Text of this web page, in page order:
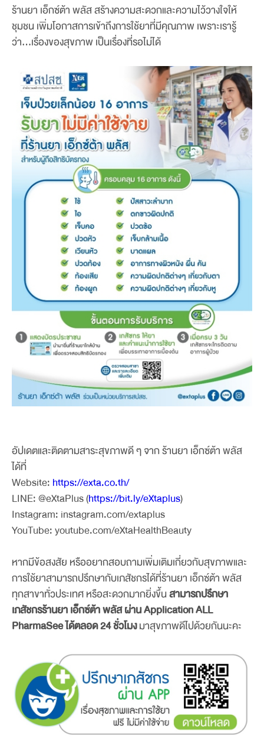
ร้านยา เอ็กซ์ต้า พลัส สร้างความสะดวกและความไว้วางใจให้
ชุมชน เพิ่มโอกาสการเข้าถึงการใช้ยาที่มีคุณภาพ เพราะเรารู้
ว่า…เรื่องของสุขภาพ เป็นเรื่องที่รอไม่ได้
อัปเดตและติดตามสาระสุขภาพดี ๆ จาก ร้านยา เอ็กซ์ต้า พลัส
ได้ที่
Website: https://exta.co.th/
LINE: @eXtaPlus (https://bit.ly/eXtaplus)
Instagram: instagram.com/extaplus
YouTube: youtube.com/eXtaHealthBeauty
หากมีข้อสงสัย หรืออยากสอบถามเพิ่มเติมเกี่ยวกับสุขภาพและ
การใช้ยาสามารถปรึกษากับเภสัชกรได้ที่ร้านยา เอ็กซ์ต้า พลัส
ทุกสาขาทั่วประเทศ หรือสะดวกมากยิ่งขึ้นสามารถปรึกษา
เภสัชกรร้านยา เอ็กซ์ต้า พลัส ผ่าน Application ALL
PharmaSee ได้ตลอด 24 ชั่วโมงมาสุขภาพดีไปด้วยกันนะคะ